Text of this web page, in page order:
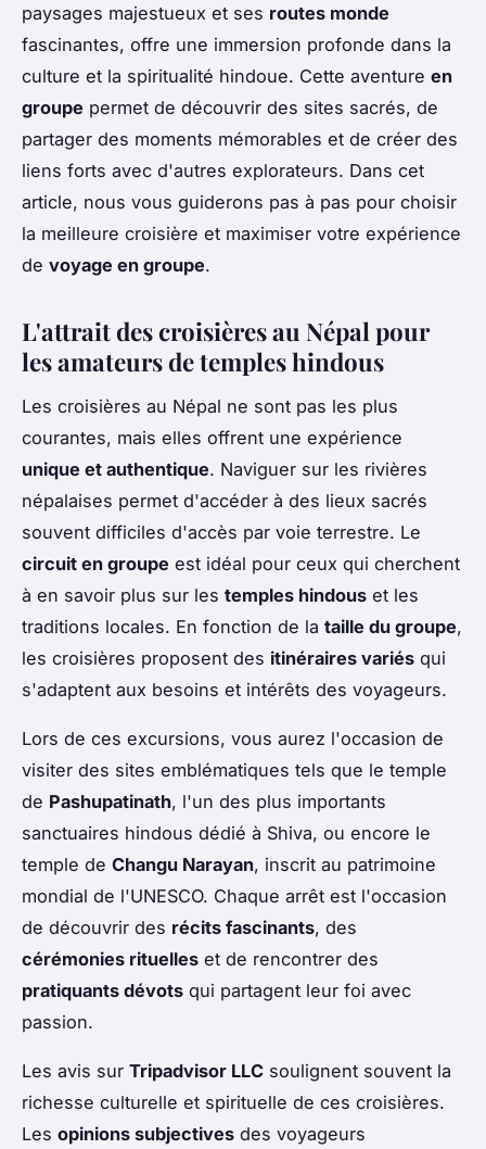
paysages majestueux et ses routes monde
fascinantes, offre une immersion profonde dans la
culture et la spiritualité hindoue. Cette aventure en
groupe permet de découvrir des sites sacrés, de
partager des moments mémorables et de créer des
liens forts avec d'autres explorateurs. Dans cet
article, nous vous guiderons pas à pas pour choisir
la meilleure croisière et maximiser votre expérience
de voyage en groupe.
L'attrait des croisières au Népal pour
les amateurs de temples hindous
Les croisières au Népal ne sont pas les plus
courantes, mais elles offrent une expérience
unique et authentique. Naviguer sur les rivières
népalaises permet d'accéder à des lieux sacrés
souvent difficiles d'accès par voie terrestre. Le
circuit en groupe est idéal pour ceux qui cherchent
à en savoir plus sur les temples hindous et les
traditions locales. En fonction de la taille du groupe,
les croisières proposent des itinéraires variés qui
s'adaptent aux besoins et intérêts des voyageurs.
Lors de ces excursions, vous aurez l'occasion de
visiter des sites emblématiques tels que le temple
de Pashupatinath, l'un des plus importants
sanctuaires hindous dédié à Shiva, ou encore le
temple de Changu Narayan, inscrit au patrimoine
mondial de l'UNESCO. Chaque arrêt est l'occasion
de découvrir des récits fascinants, des
cérémonies rituelles et de rencontrer des
pratiquants dévots qui partagent leur foi avec
passion.
Les avis sur Tripadvisor LLC soulignent souvent la
richesse culturelle et spirituelle de ces croisières.
Les opinions subjectives des voyageurs